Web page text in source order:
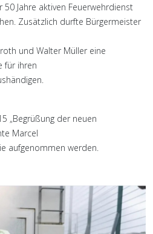
Jahre aktiven Feuerwehrdienst
Zusätzlich durfte Bürgermeister
und Walter Müller eine
für ihren
„Begrüßung der neuen
Marcel
aufgenommen werden.